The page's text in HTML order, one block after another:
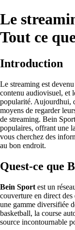
Le
Tout ce
Introduction
Le streaming est
contenu audiovisuel, et
popularité. Aujourdhui,
moyens de regarder
de streaming. Bein
populaires, offrant une
vous cherchez des
au bon endroit.
Quest-ce que
Bein Sport est un
couverture en direct
une gamme diversifiée
basketball, la course
source incontournable